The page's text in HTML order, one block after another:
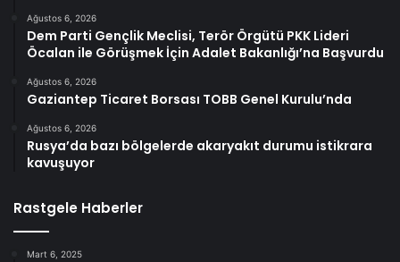
Ağustos 6, 2026
Dem Parti Gençlik Meclisi, Terör Örgütü PKK Lideri
Öcalan ile Görüşmek İçin Adalet Bakanlığı’na Başvurdu
Ağustos 6, 2026
Gaziantep Ticaret Borsası TOBB Genel Kurulu’nda
Ağustos 6, 2026
Rusya’da bazı bölgelerde akaryakıt durumu istikrara
kavuşuyor
Rastgele Haberler
Mart 6, 2025